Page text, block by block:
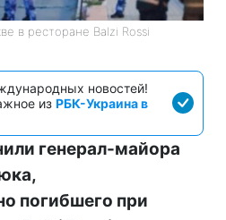
в ресторане Balzi Rossi
новостей!
из РБК-Украина в
генерал-майора
погибшего при